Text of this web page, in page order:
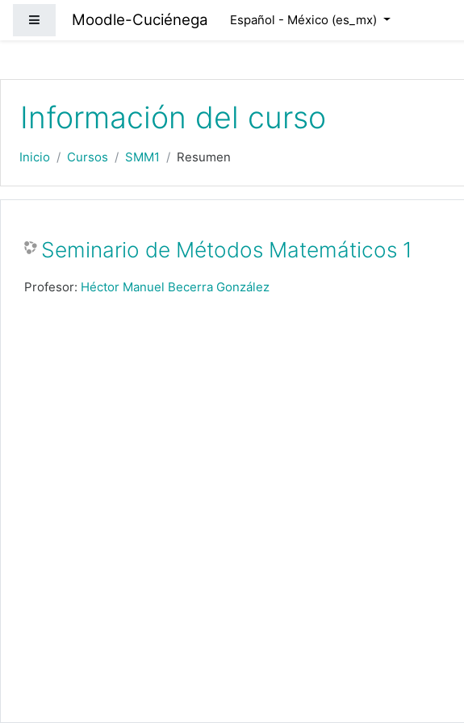
Pánel lateral
Moodle-Cuciénega Español - México ‎(es_mx)‎
Información del curso
Inicio Cursos SMM1 Resumen
Seminario de Métodos Matemáticos 1
Profesor: Héctor Manuel Becerra González